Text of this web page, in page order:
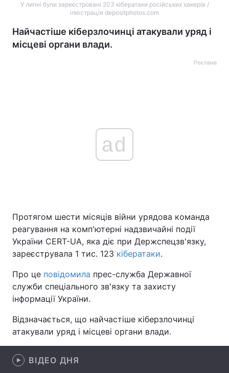
Головна Війна
Україна Політика
Спорт Наука
Зброя Інциденти
Здоров'я
У липні були зареєстровані 203 кібератаки російських хакерів /
ілюстрація depositphotos.com
Найчастіше кіберзлочинці атакували уряд і
місцеві органи влади.
Реклама
ad
Протягом шести місяців війни урядова команда
реагування на комп'ютерні надзвичайні події
України CERT-UA, яка діє при Держспецзв'язку,
зареєструвала 1 тис. 123 кібератаки.
Про це повідомила прес-служба Державної
служби спеціального зв'язку та захисту
інформації України.
Відзначається, що найчастіше кіберзлочинці
атакували уряд і місцеві органи влади.
ВІДЕО ДНЯ